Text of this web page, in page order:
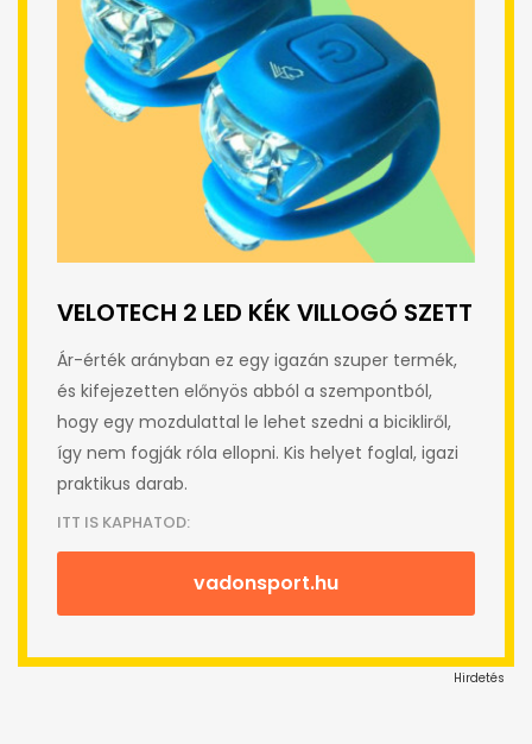
VELOTECH 2 LED KÉK VILLOGÓ SZETT
Ár-érték arányban ez egy igazán szuper termék,
és kifejezetten előnyös abból a szempontból,
hogy egy mozdulattal le lehet szedni a bicikliről,
így nem fogják róla ellopni. Kis helyet foglal, igazi
praktikus darab.
ITT IS KAPHATOD:
vadonsport.hu
Hirdetés